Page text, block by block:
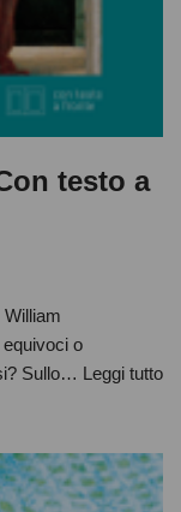
testo a
o
Sullo… Leggi tutto